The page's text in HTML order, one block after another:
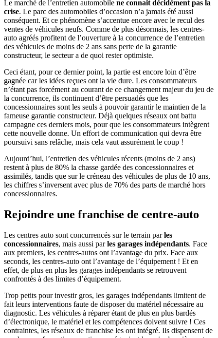
Le marché de l’entretien automobile ne connait décidément pas la
crise. Le parc des automobiles d’occasion n’a jamais été aussi
conséquent. Et ce phénomène s’accentue encore avec le recul des
ventes de véhicules neufs. Comme de plus désormais, les centres-
auto agréés profitent de l’ouverture à la concurrence de l’entretien
des véhicules de moins de 2 ans sans perte de la garantie
constructeur, le secteur a de quoi rester optimiste.
Ceci étant, pour ce dernier point, la partie est encore loin d’être
gagnée car les idées reçues ont la vie dure. Les consommateurs
n’étant pas forcément au courant de ce changement majeur du jeu de
la concurrence, ils continuent d’être persuadés que les
concessionnaires sont les seuls à pouvoir garantir le maintien de la
fameuse garantie constructeur. Déjà quelques réseaux ont battu
campagne ces derniers mois, pour que les consommateurs intègrent
cette nouvelle donne. Un effort de communication qui devra être
poursuivi sans relâche, mais cela vaut assurément le coup !
Aujourd’hui, l’entretien des véhicules récents (moins de 2 ans)
restent à plus de 80% la chasse gardée des concessionnaires et
assimilés, tandis que sur le créneau des véhicules de plus de 10 ans,
les chiffres s’inversent avec plus de 70% des parts de marché hors
concessionnaires.
Rejoindre une franchise de centre-auto
Les centres auto sont concurrencés sur le terrain parles
concessionnaires, mais aussi parles garages indépendants. Face
aux premiers, les centres-autos ont l’avantage du prix. Face aux
seconds, les centres-auto ont l’avantage de l’équipement ! Et en
effet, de plus en plus les garages indépendants se retrouvent
confrontés à des limites d’équipement.
Trop petits pour investir gros, les garages indépendants limitent de
fait leurs interventions faute de disposer du matériel nécessaire au
diagnostic. Les véhicules à réparer étant de plus en plus bardés
d’électronique, le matériel et les compétences doivent suivre ! Ces
contraintes, les réseaux de franchise les ont intégré. Ils dispensent de